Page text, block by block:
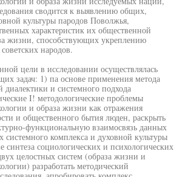
сводится к выявлению общих,
культуры пародов Поволжья,
характеристик их общественной
жизни, способствующих укреплению
народов.
цели в исследовании осуществлялась
задач: 1) па основе применения метода
диалектики и системного подхода
I! методологические проблемы
и образа жизни как отражения
и общественного бытия люден, раскрыть
функциональную взаимосвязь данных
системного комплекса и духовной культуры
синтеза социологических и психологических
целостных систем (образа жизни и
разработать методический